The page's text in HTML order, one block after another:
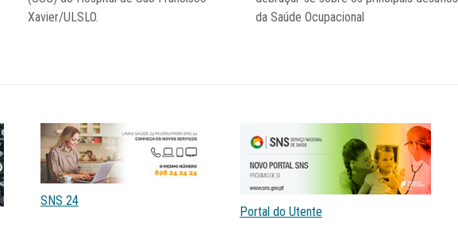
Xavier/ULSLO.
da Saúde Ocupacional
SNS 24
Portal do Utente